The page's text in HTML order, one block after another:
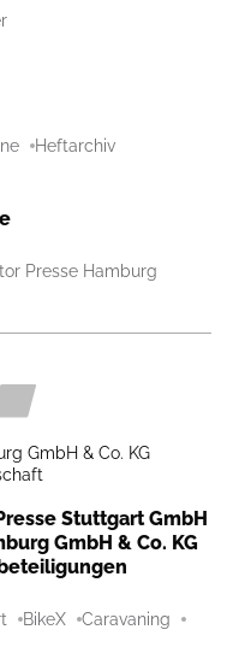
Heftarchiv
Presse Hamburg
GmbH & Co. KG
Stuttgart GmbH
GmbH & Co. KG
BikeX Caravaning